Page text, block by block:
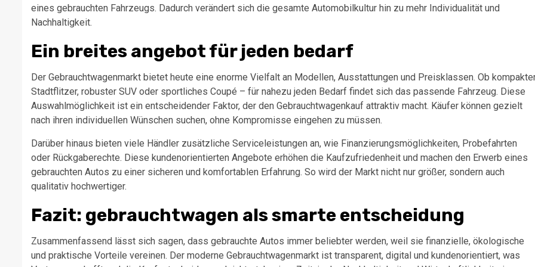
eines gebrauchten Fahrzeugs. Dadurch verändert sich die gesamte Automobilkultur hin zu mehr Individualität und
Nachhaltigkeit.
Ein breites angebot für jeden bedarf
Der Gebrauchtwagenmarkt bietet heute eine enorme Vielfalt an Modellen, Ausstattungen und Preisklassen. Ob
Stadtflitzer, robuster SUV oder sportliches Coupé – für nahezu jeden Bedarf findet sich das passende Fahrzeug. Diese
Auswahlmöglichkeit ist ein entscheidender Faktor, der den Gebrauchtwagenkauf attraktiv macht. Käufer können gezielt
nach ihren individuellen Wünschen suchen, ohne Kompromisse eingehen zu müssen.
Darüber hinaus bieten viele Händler zusätzliche Serviceleistungen an, wie Finanzierungsmöglichkeiten, Probefahrten
oder Rückgaberechte. Diese kundenorientierten Angebote erhöhen die Kaufzufriedenheit und machen den Erwerb eines
gebrauchten Autos zu einer sicheren und komfortablen Erfahrung. So wird der Markt nicht nur größer, sondern auch
qualitativ hochwertiger.
Fazit: gebrauchtwagen als smarte entscheidung
Zusammenfassend lässt sich sagen, dass gebrauchte Autos immer beliebter werden, weil sie finanzielle, ökologische
und praktische Vorteile vereinen. Der moderne Gebrauchtwagenmarkt ist transparent, digital und kundenorientiert, was